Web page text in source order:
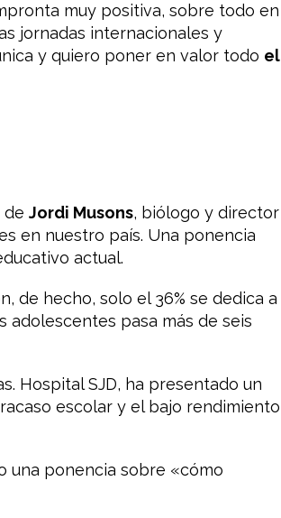
muy positiva, sobre todo en
jornadas internacionales y
y quiero poner en valor todo el
de Jordi Musons, biólogo y director
en nuestro país. Una ponencia
actual.
de hecho, solo el 36% se dedica a
adolescentes pasa más de seis
Hospital SJD, ha presentado un
escolar y el bajo rendimiento
una ponencia sobre «cómo